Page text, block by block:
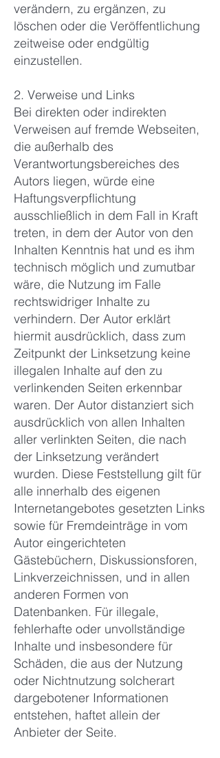
verändern, zu ergänzen, zu
löschen oder die Veröffentlichung
zeitweise oder endgültig
einzustellen.
2. Verweise und Links
Bei direkten oder indirekten
Verweisen auf fremde Webseiten,
die außerhalb des
Verantwortungsbereiches des
Autors liegen, würde eine
Haftungsverpflichtung
ausschließlich in dem Fall in Kraft
treten, in dem der Autor von den
Inhalten Kenntnis hat und es ihm
technisch möglich und zumutbar
wäre, die Nutzung im Falle
rechtswidriger Inhalte zu
verhindern. Der Autor erklärt
hiermit ausdrücklich, dass zum
Zeitpunkt der Linksetzung keine
illegalen Inhalte auf den zu
verlinkenden Seiten erkennbar
waren. Der Autor distanziert sich
ausdrücklich von allen Inhalten
aller verlinkten Seiten, die nach
der Linksetzung verändert
wurden. Diese Feststellung gilt für
alle innerhalb des eigenen
Internetangebotes gesetzten Links
sowie für Fremdeinträge in vom
Autor eingerichteten
Gästebüchern, Diskussionsforen,
Linkverzeichnissen, und in allen
anderen Formen von
Datenbanken. Für illegale,
fehlerhafte oder unvollständige
Inhalte und insbesondere für
Schäden, die aus der Nutzung
oder Nichtnutzung solcherart
dargebotener Informationen
entstehen, haftet allein der
Anbieter der Seite.